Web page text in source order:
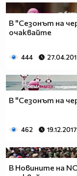
В "Сезонът на
очаквайте
444
В "Сезонът на
462 19.12.2017
В Новините на